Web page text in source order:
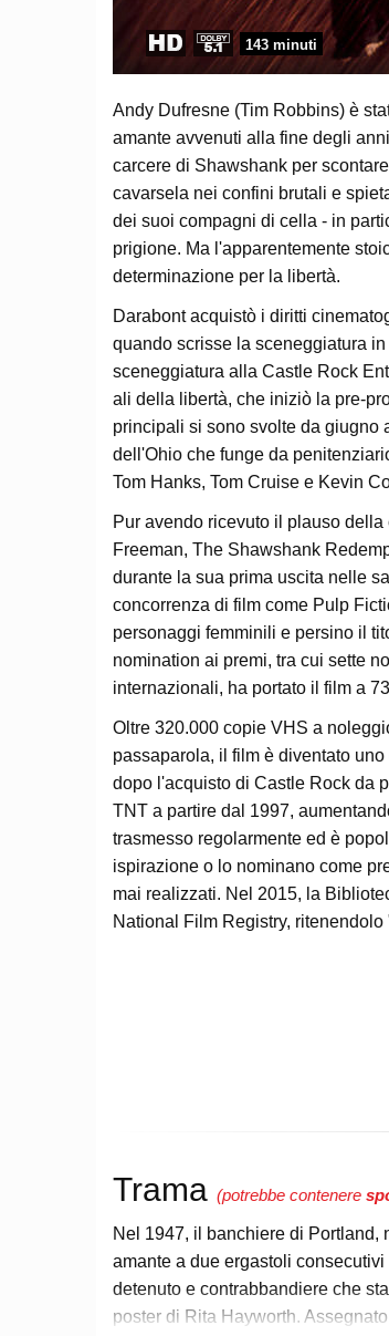
143 minuti
Andy Dufresne (Tim Robbins) è
amante avvenuti alla fine degli
carcere di Shawshank per
cavarsela nei confini brutali e
dei suoi compagni di cella - in
prigione. Ma l'apparentemente
determinazione per la libertà.
Darabont acquistò i diritti
quando scrisse la sceneggiatura
sceneggiatura alla Castle Rock
ali della libertà, che iniziò la pre-
principali si sono svolte da giugno
dell'Ohio che funge da
Tom Hanks, Tom Cruise e Kevin
Pur avendo ricevuto il plauso
Freeman, The Shawshank
durante la sua prima uscita nelle
concorrenza di film come Pulp
personaggi femminili e persino il
nomination ai premi, tra cui sette
internazionali, ha portato il film a
Oltre 320.000 copie VHS a
passaparola, il film è diventato
dopo l'acquisto di Castle Rock da
TNT a partire dal 1997,
trasmesso regolarmente ed è
ispirazione o lo nominano come
mai realizzati. Nel 2015, la
National Film Registry,
Trama (potrebbe contenere
Nel 1947, il banchiere di
amante a due ergastoli
detenuto e contrabbandiere che
poster di Rita Hayworth.